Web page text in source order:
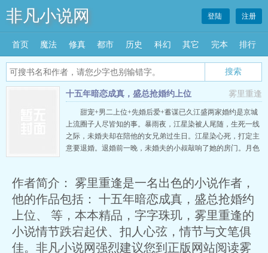
非凡小说网
搜索
登陆 注册
首页 魔法 修真 都市 历史 科幻 其它 完本 排行
雾里重逢
十五年暗恋成真，盛总抢婚约上位
甜宠+男二上位+先婚后爱+蓄谋已久江盛两家婚约是京城
上流圈子人尽皆知的事。暴雨夜，江星染被人尾随，生死一线
之际，未婚夫却在陪他的女兄弟过生日。江星染心死，打定主
意要退婚。退婚前一晚，未婚夫的小叔敲响了她的房门。月色
底那抹压抑的情愫。男人的黑眸凝视着她，眼底深处暗潮涌
动，平淡的声音裹 …
作者简介： 雾里重逢是一名出色的小说作者，
他的作品包括： 十五年暗恋成真，盛总抢婚约
上位、 等，本本精品，字字珠玑，雾里重逢的
小说情节跌宕起伏、扣人心弦，情节与文笔俱
佳。非凡小说网强烈建议您到正版网站阅读雾